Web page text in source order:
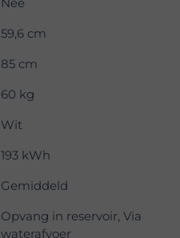
59,6 cm
85 cm
60 kg
Wit
193 kWh
Gemiddeld
Opvang in reservoir, Via
waterafvoer